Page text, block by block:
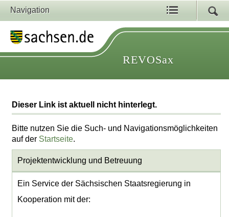
Navigation
REVOSax
Dieser Link ist aktuell nicht hinterlegt.
Bitte nutzen Sie die Such- und Navigationsmöglichkeiten
auf der Startseite.
Projektentwicklung und Betreuung
Ein Service der Sächsischen Staatsregierung in
Kooperation mit der: